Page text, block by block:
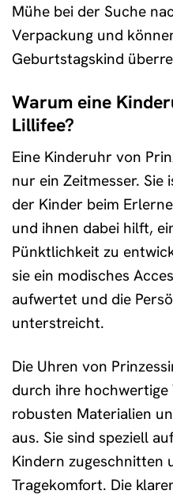
Mühe bei der Suche
Verpackung und
Geburtstagskind
Warum eine
Lillifee?
Eine Kinderuhr von
nur ein Zeitmesser. Sie
der Kinder beim
und ihnen dabei hilft,
Pünktlichkeit zu
sie ein modisches
aufwertet und die
unterstreicht.
Die Uhren von
durch ihre
robusten Materialien
aus. Sie sind speziell
Kindern zugeschnitten
Tragekomfort. Die